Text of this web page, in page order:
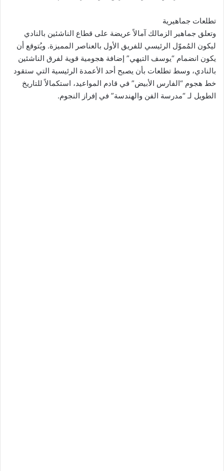
تطلعات جماهيرية
وتعلق جماهير الزمالك آمالاً عريضة على قطاع الناشئين بالنادي
ليكون المُموّل الرئيسي للفريق الأول بالعناصر المميزة. ويُتوقع أن
يكون انضمام “يوسف التيهي” إضافة هجومية قوية لفرق الناشئين
بالنادي، وسط تطلعات بأن يصبح أحد الأعمدة الرئيسية التي ستقود
خط هجوم “الفارس الأبيض” في قادم المواعيد، استكمالاً للتاريخ
الطويل لـ “مدرسة الفن والهندسة” في إفراز النجوم.